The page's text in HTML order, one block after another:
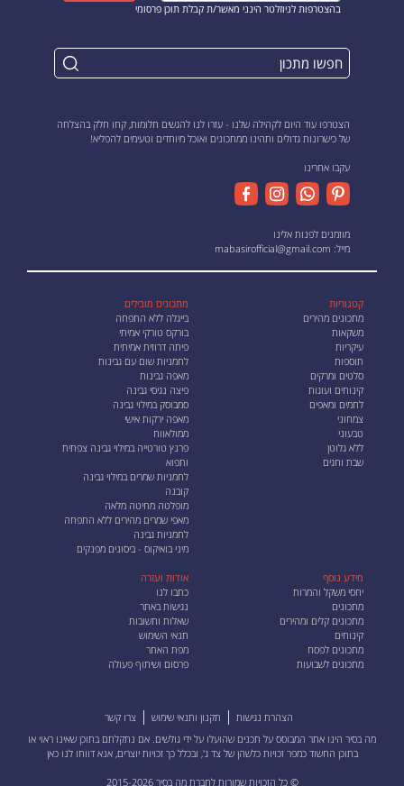
בהצטרפות לניוזלטר הינני מאשר/ת קבלת תוכן פרסומי
הצטרפו עוד היום לקהילה שלנו - עזרו לנו להגשים חלומות, קחו חלק בהצלחה
של כישרונות גדולים ותהינו ממתכונים ואוכל מיוחדים וטעימים להפליא!
עקבו אחרינו
מוזמנים לפנות אלינו
מייל: mabasirofficial@gmail.com
קטגוריות
מתכונים מהירים
משקאות
עיקריות
תוספות
סלטים ומרקים
קינוחים ועוגות
לחמים ומאפים
צמחוני
טבעוני
ללא גלוטן
שבת וחגים
מתכונים מובילים
בייגלה ללא התפחה
בורקס טורקי אמיתי
פיתה דרוזית אמיתית
לחמניות שום עם גבינות
מאפה גבינות
פיצה נגיסי גבינה
סמבוסק במילוי גבינה
מאפה ירקות אישי
ממולאווח
פרנץ טורטייה במילוי גבינה צפתית
ותפוא
לחמניות שמרים במילוי גבינה
קובנה
מופלטה מחיטה מלאה
מאפי שמרים מהירים ללא התפחה
לחמניות גבינה
מיני בואיקוס - ביסונים מפנקים
מידע נוסף
יחסי משקל והמרות
מתכונים
מתכונים קלים ומהירים
קינוחים
מתכונים לפסח
מתכונים לשבועות
אודות ועזרה
כתבו לנו
נגישות באתר
שאלות ותשובות
תנאי השימוש
מפת האתר
פרסום ושיתוף פעולה
הצהרת נגישות תקנון ותנאי שימוש
צרו קשר
מה בסיר הינו אתר המבוסס על תכנים שהועלו על ידי גולשים. אם נתקלתם בתוכן שאינו ראוי או
בתוכן החשוד כמפר זכויות כלשהן של צד ג', ובכלל כך זכויות יוצרים, אנאדווחו לנו כאן
© כל הזכויות שמורות לחברת מה בסיר 2015-2026